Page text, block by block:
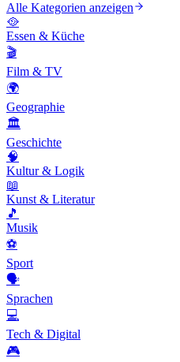
Alle Kategorien anzeigen
🥘
Essen & Küche
🎬
Film & TV
🌍
Geographie
🏛️
Geschichte
🧠
Kultur & Logik
📖
Kunst & Literatur
🎵
Musik
⚽
Sport
🗣️
Sprachen
💻
Tech & Digital
🎮